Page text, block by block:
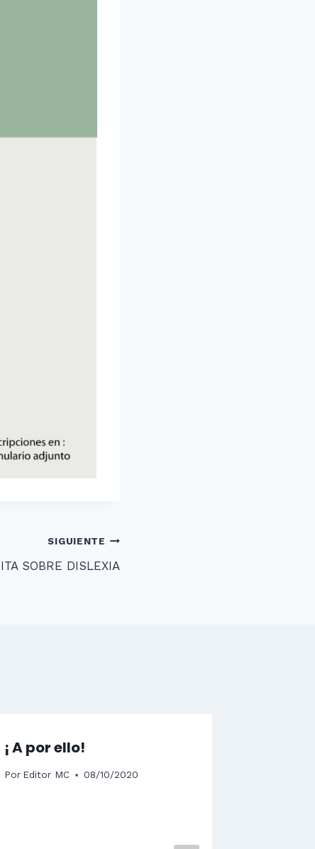
SIGUIENTE
SOBRE DISLEXIA
¡ A por ello!
Por Editor MC 08/10/2020